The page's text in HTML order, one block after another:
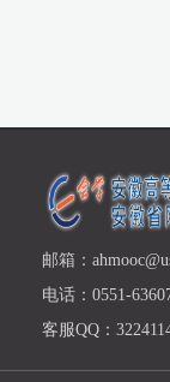
邮箱：
电话：0551-
客服QQ：